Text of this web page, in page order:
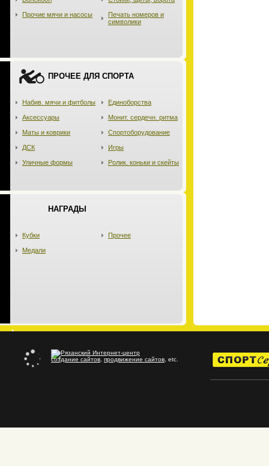
Прочие мячи и насосы
Печать номеров и
символики
ПРОЧЕЕ ДЛЯ СПОРТА
Набив. мячи и фитболы
Аксессуары
Маты и коврики
ДСК
Уличные формы
Единоборства
Монит. сердечн. ритма
Спортоборудование
Игры
Ролик. коньки и скейты
НАГРАДЫ
Кубки
Медали
Прочее
создание сайтов продвижение сайтов , etc.